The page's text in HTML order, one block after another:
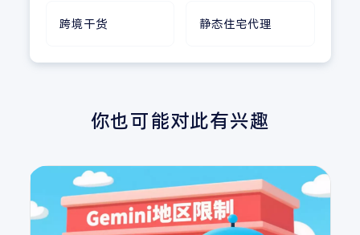
跨境干货 静态住宅代理
你也可能对此有兴趣